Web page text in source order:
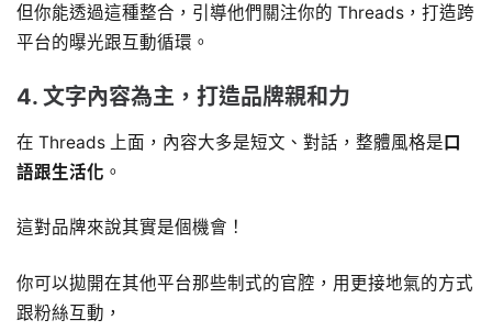
但你能透過這種整合，引導他們關注你的 Threads，打造跨
平台的曝光跟互動循環。
4. 文字內容為主，打造品牌親和力
在 Threads 上面，內容大多是短文、對話，整體風格是 口
語跟生活化 。
這對品牌來說其實是個機會！
你可以拋開在其他平台那些制式的官腔，用更接地氣的方式
跟粉絲互動，